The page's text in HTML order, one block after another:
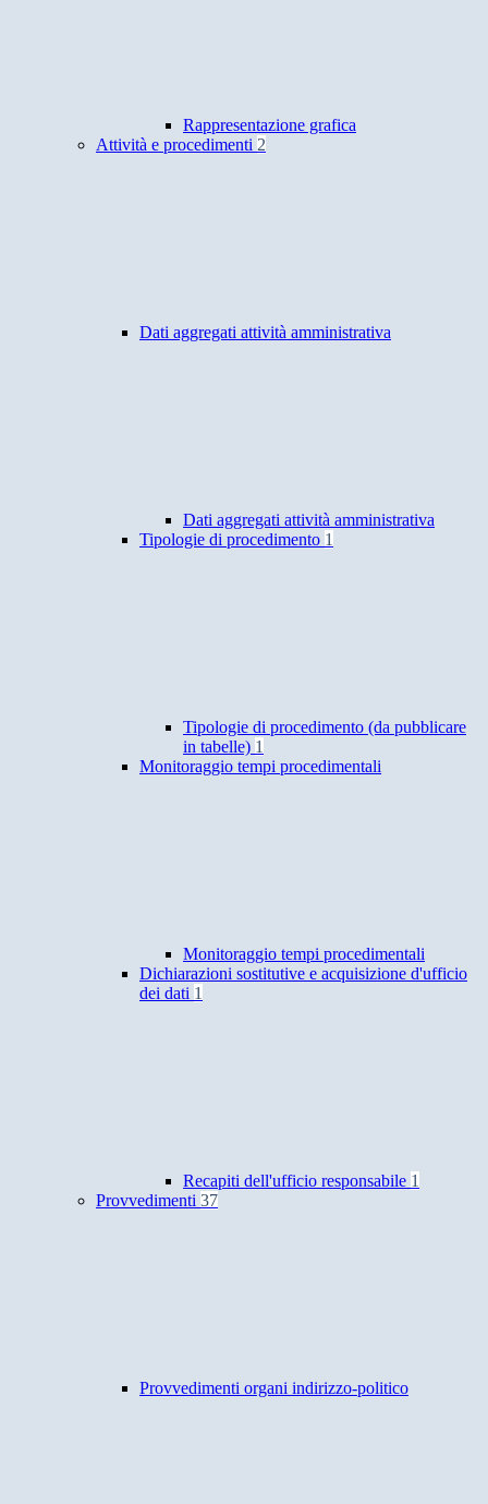
Rappresentazione grafica
Attività e procedimenti 2
Dati aggregati attività amministrativa
Dati aggregati attività amministrativa
Tipologie di procedimento 1
Tipologie di procedimento (da pubblicare
in tabelle) 1
Monitoraggio tempi procedimentali
Monitoraggio tempi procedimentali
Dichiarazioni sostitutive e acquisizione d'ufficio
dei dati 1
Recapiti dell'ufficio responsabile 1
Provvedimenti 37
Provvedimenti organi indirizzo-politico